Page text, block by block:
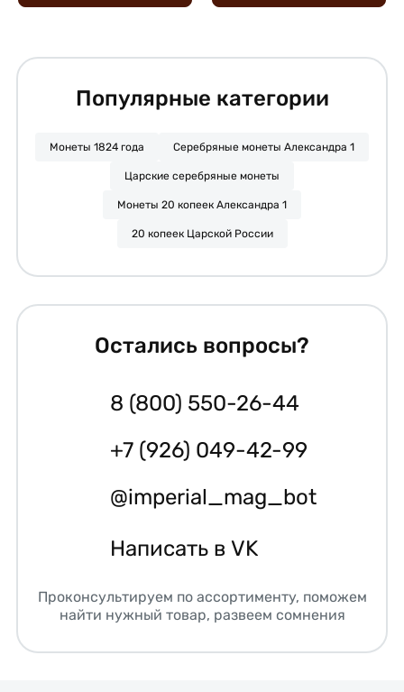
Популярные категории
Монеты 1824 года Серебряные монеты Александра 1
Царские серебряные монеты
Монеты 20 копеек Александра 1
20 копеек Царской России
Остались вопросы?
8 (800) 550-26-44
+7 (926) 049-42-99
@imperial_mag_bot
Написать в VK
Проконсультируем по ассортименту, поможем
найти нужный товар, развеем сомнения